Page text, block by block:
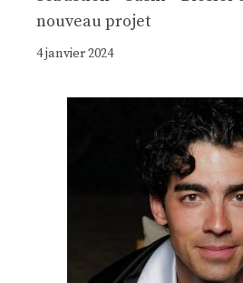
nouveau projet
4 janvier 2024